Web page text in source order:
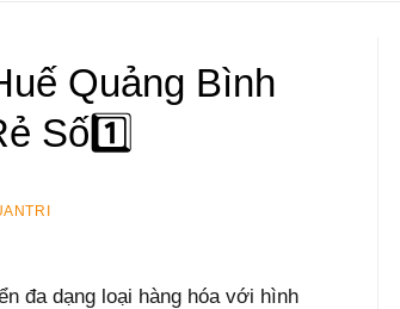
Quảng Bình
Số1️⃣
đa dạng loại hàng hóa với hình